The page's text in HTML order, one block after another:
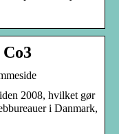
2008, hvilket gør
i Danmark,